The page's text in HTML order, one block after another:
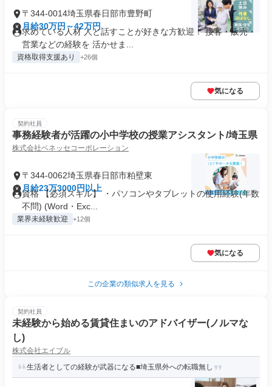
〒344-0014埼玉県春日部市豊野町
月給30万円～42万円
求めている人材 人と話すことが好きな方歓迎！ 接客・販売・
営業などの経験を 活かせま...
資格取得支援あり +26個
気になる
契約社員
事務経験者が活躍の小中学校の授業アシスタント/埼玉県
株式会社ベネッセコーポレーション
〒344-0062埼玉県春日部市粕壁東
月給23万3000円以上
資格 【必須スキル】 ・パソコンやタブレットの使用経験(年数
不問) (Word・Exc...
業界未経験歓迎 +12個
気になる
この企業の類似求人を見る
契約社員
未経験から始める賃貸住まいのアドバイザー(ノルマな
し)
株式会社エイブル
生活者としての経験が武器になる■埼玉県外への転職無し